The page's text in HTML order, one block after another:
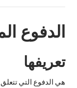
الدفوع
تعريفها
هي الدفوع التي تتعلق